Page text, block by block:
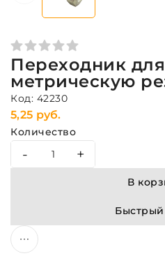
Переходник
метрическую
Код: 42230
5,25 руб.
Количество
- +
В
Быстрый